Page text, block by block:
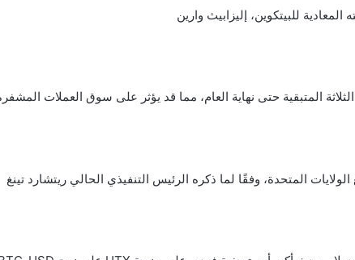
للبيتكوين، إليزابيث وارين